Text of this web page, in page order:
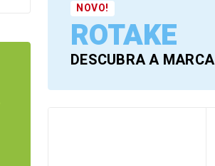
NOVO!
ROTAKE
DESCUBRA A MARCA